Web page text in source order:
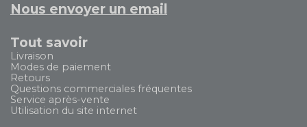
Nous envoyer un email
Tout savoir
Livraison
Modes de paiement
Retours
Questions commerciales fréquentes
Service après-vente
Utilisation du site internet